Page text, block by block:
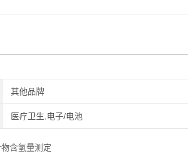
其他品牌
医疗卫生,电子/电池
含氢量测定